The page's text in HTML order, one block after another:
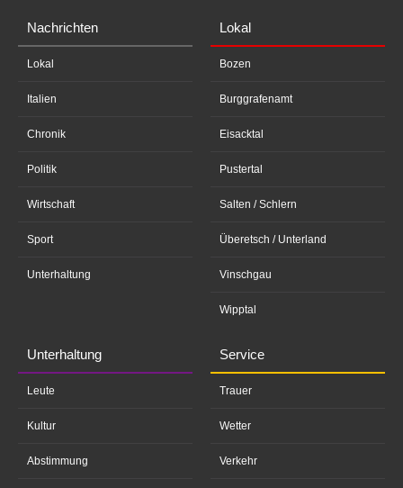
Nachrichten
Lokal
Italien
Chronik
Politik
Wirtschaft
Sport
Unterhaltung
Lokal
Bozen
Burggrafenamt
Eisacktal
Pustertal
Salten / Schlern
Überetsch / Unterland
Vinschgau
Wipptal
Unterhaltung
Leute
Kultur
Abstimmung
Service
Trauer
Wetter
Verkehr